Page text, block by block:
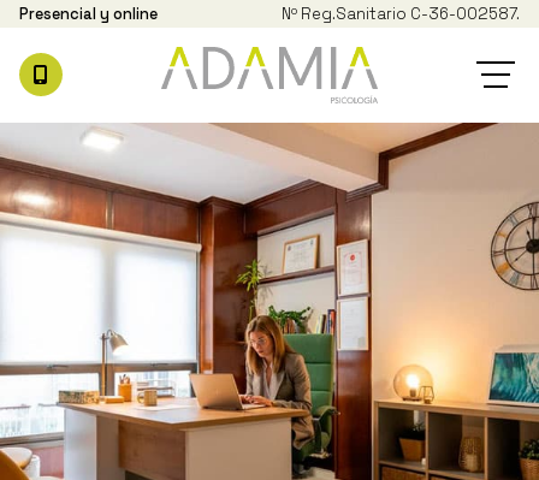
Presencial y online Nº Reg.Sanitario C-36-002587.